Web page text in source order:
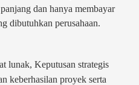
dan hanya membayar
dibutuhkan perusahaan.
lunak, Keputusan strategis
keberhasilan proyek serta